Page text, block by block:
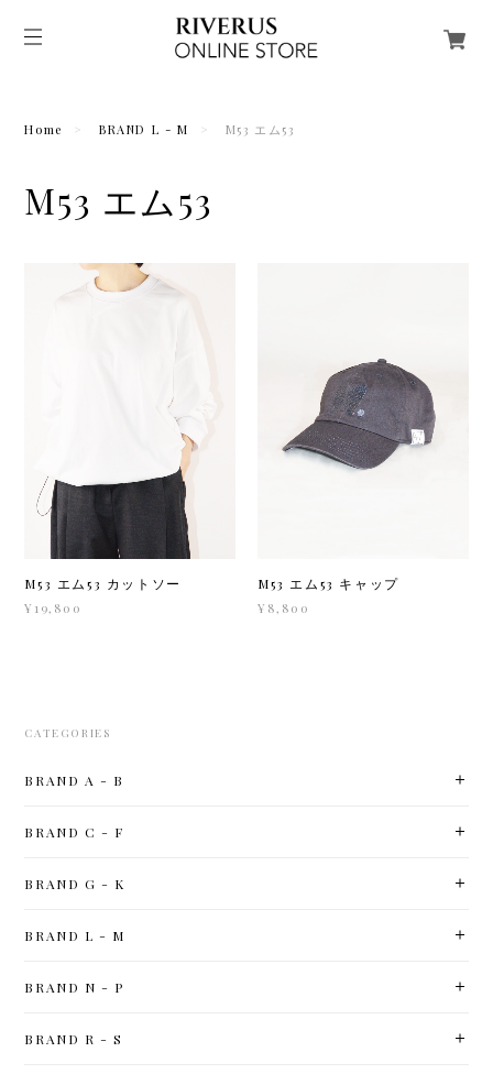
Home BRAND L - M M53 エム53
M53 エム53
M53 エム53 カットソー
¥19,800
M53 エム53 キャップ
¥8,800
CATEGORIES
BRAND A - B
BRAND C - F
BRAND G - K
BRAND L - M
BRAND N - P
BRAND R - S